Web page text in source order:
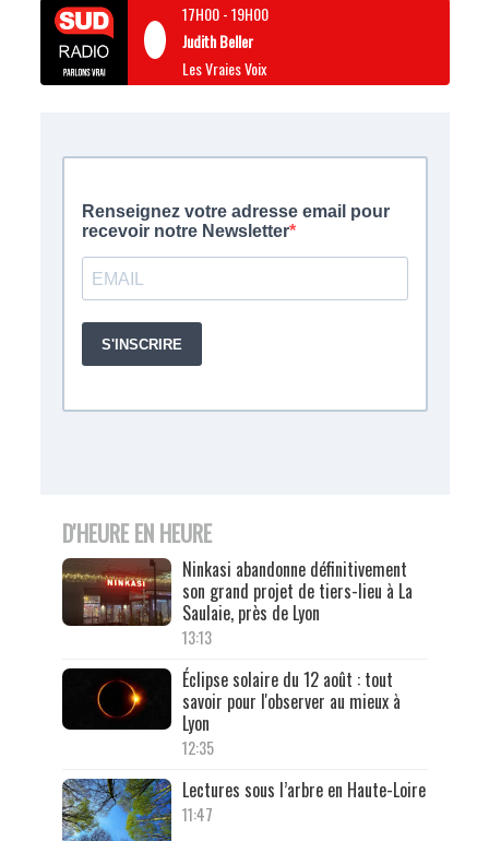
17H00-19H00
Judith Beller
Les Vraies Voix
D'HEURE EN HEURE
Ninkasi abandonne définitivement
son grand projet de tiers-lieu à La
Saulaie, près de Lyon
13:13
Éclipse solaire du 12 août : tout
savoir pour l'observer au mieux à
Lyon
12:35
Lectures sous l’arbre en Haute-Loire
11:47